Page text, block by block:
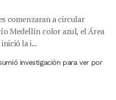
comenzaran a circular
Medellín color azul, el Área
la i...